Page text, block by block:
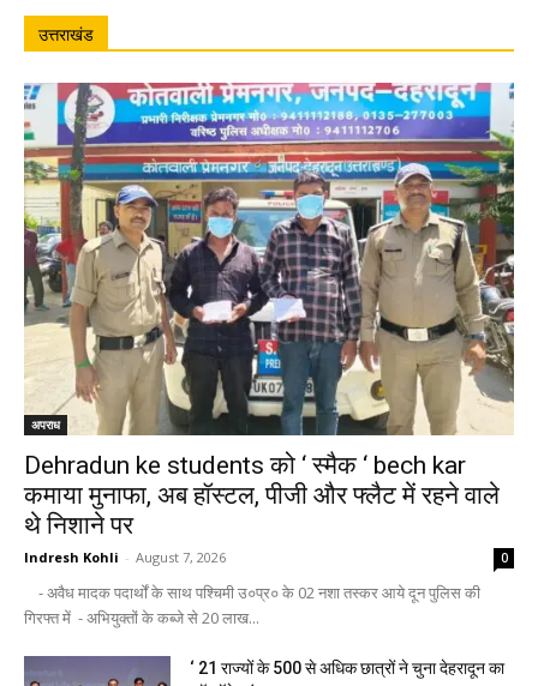
उत्तराखंड
अपराध
Dehradun ke students को ‘ स्मैक ‘ bech kar
कमाया मुनाफा, अब हॉस्टल, पीजी और फ्लैट में रहने वाले
थे निशाने पर
Indresh Kohli - August 7, 2026 0
- अवैध मादक पदार्थों के साथ पश्चिमी उ०प्र० के 02 नशा तस्कर आये दून पुलिस की
गिरफ्त में - अभियुक्तों के कब्जे से 20 लाख...
‘ 21 राज्यों के 500 से अधिक छात्रों ने चुना देहरादून का